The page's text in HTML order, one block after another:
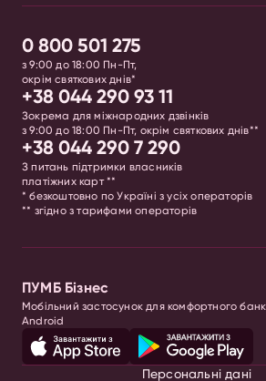
0 800 501 275
з 9:00 до 18:00 Пн-Пт,
окрім святкових днів*
+38 044 290 93 11
Зокрема для міжнародних дзвінків
з 9:00 до 18:00 Пн-Пт, окрім святкових днів**
+38 044 290 7 290
З питань підтримки власників
платіжних карт **
* безкоштовно по Україні з усіх операторів
** згідно з тарифами операторів
ПУМБ Бізнес
Мобільний застосунок для комфортного
Android
Персональні дані